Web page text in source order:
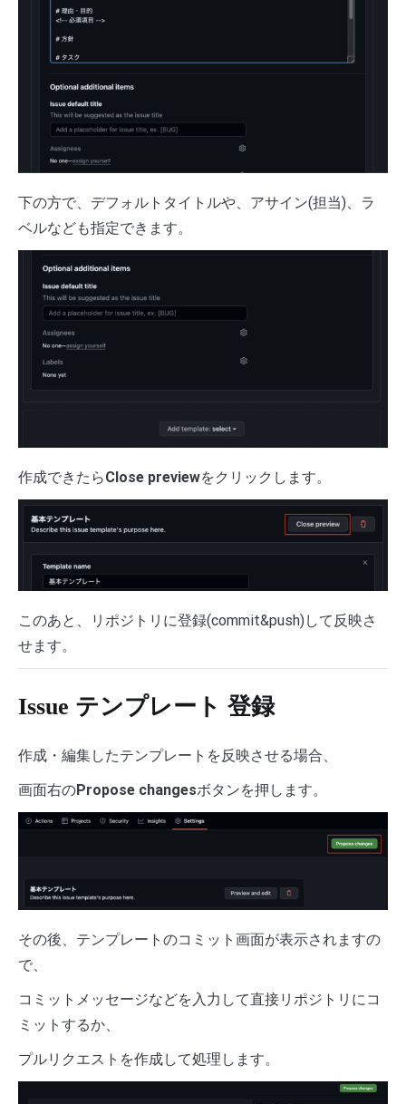
下の方で、デフォルトタイトルや、アサイン(担当)、ラ
ベルなども指定できます。
作成できたらClose previewをクリックします。
このあと、リポジトリに登録(commit&push)して反映さ
せます。
Issue テンプレート 登録
作成・編集したテンプレートを反映させる場合、
画面右のPropose changesボタンを押します。
その後、テンプレートのコミット画面が表示されますの
で、
コミットメッセージなどを入力して直接リポジトリにコ
ミットするか、
プルリクエストを作成して処理します。